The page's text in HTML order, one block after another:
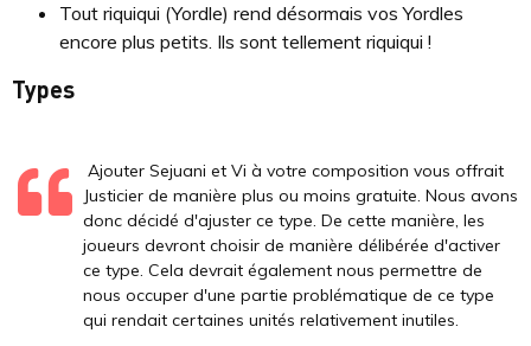
Tout riquiqui (Yordle) rend désormais vos Yordles
encore plus petits. Ils sont tellement riquiqui !
Types
Ajouter Sejuani et Vi à votre composition vous offrait
Justicier de manière plus ou moins gratuite. Nous avons
donc décidé d'ajuster ce type. De cette manière, les
joueurs devront choisir de manière délibérée d'activer
ce type. Cela devrait également nous permettre de
nous occuper d'une partie problématique de ce type
qui rendait certaines unités relativement inutiles.